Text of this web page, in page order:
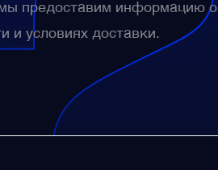
предоставим информацию о
и условиях доставки.